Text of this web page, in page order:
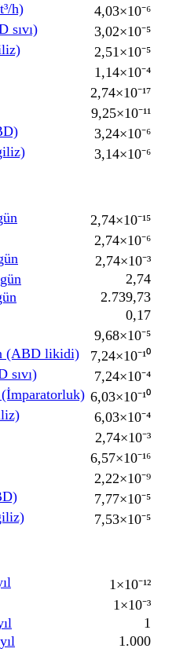
h)
4,03×10⁻⁶
sıvı)
3,02×10⁻⁵
2,51×10⁻⁵
1,14×10⁻⁴
2,74×10⁻¹⁷
9,25×10⁻¹¹
3,24×10⁻⁶
3,14×10⁻⁶
2,74×10⁻¹⁵
2,74×10⁻⁶
2,74×10⁻³
2,74
2.739,73
0,17
9,68×10⁻⁵
(ABD likidi)
7,24×10⁻¹⁰
sıvı)
7,24×10⁻⁴
6,03×10⁻¹⁰
6,03×10⁻⁴
2,74×10⁻³
6,57×10⁻¹⁶
2,22×10⁻⁹
7,77×10⁻⁵
7,53×10⁻⁵
1×10⁻¹²
1×10⁻³
1
1.000